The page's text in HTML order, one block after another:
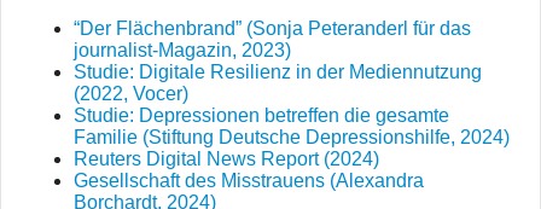
“Der Flächenbrand” (Sonja Peteranderl für das
journalist-Magazin, 2023)
Studie: Digitale Resilienz in der Mediennutzung
(2022, Vocer)
Studie: Depressionen betreffen die gesamte
Familie (Stiftung Deutsche Depressionshilfe, 2024)
Reuters Digital News Report (2024)
Gesellschaft des Misstrauens (Alexandra
Borchardt, 2024)